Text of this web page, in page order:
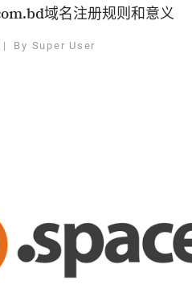
域名注册规则和意义
By Super User